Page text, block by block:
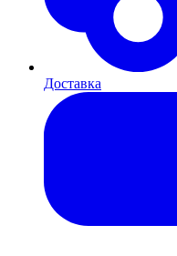
Доставка